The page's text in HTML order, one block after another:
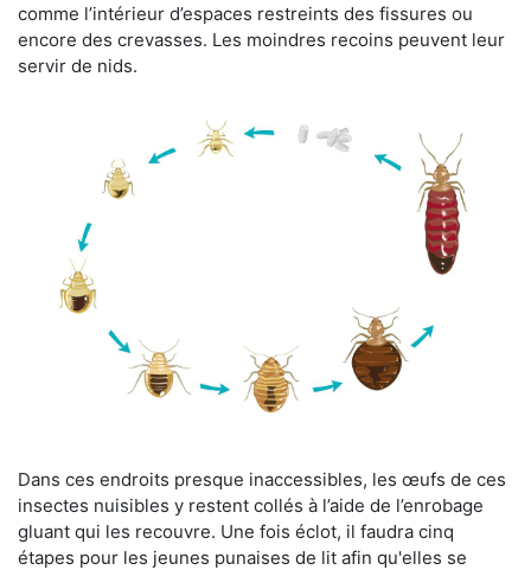
comme l’intérieur d’espaces restreints des fissures ou
encore des crevasses. Les moindres recoins peuvent leur
servir de nids.
Dans ces endroits presque inaccessibles, les œufs de ces
insectes nuisibles y restent collés à l’aide de l’enrobage
gluant qui les recouvre. Une fois éclot, il faudra cinq
étapes pour les jeunes punaises de lit afin qu'elles se